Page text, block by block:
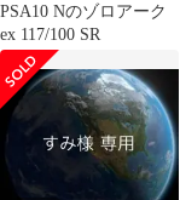
PSA10 Nのゾロアーク
ex 117/100 SR